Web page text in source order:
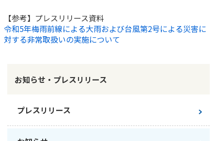
保険用語集
ご契約手続きの流れ
保険料のお払込方法
お問い合わせ
かんぽアプリ～かんぽの健康と安心を手のひらに～
すこやか健康ラボ
かんぽブランド
【参考】プレスリリース資料
令和5年梅雨前線による大雨および台風第2号による災害に
対する非常取扱いの実施について
お知らせ・プレスリリース
プレスリリース